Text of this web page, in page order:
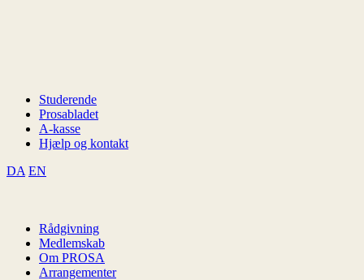
Studerende
Prosabladet
A-kasse
Hjælp og kontakt
DA EN
Rådgivning
Medlemskab
Om PROSA
Arrangementer